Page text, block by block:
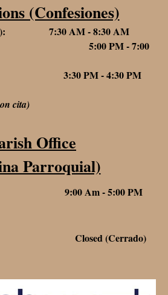
(Confesiones)
7:30 AM - 8:30 AM
- 7:00
3:30 PM - 4:30 PM
cita)
Office
Parroquial)
9:00 Am - 5:00 PM
Closed (Cerrado)